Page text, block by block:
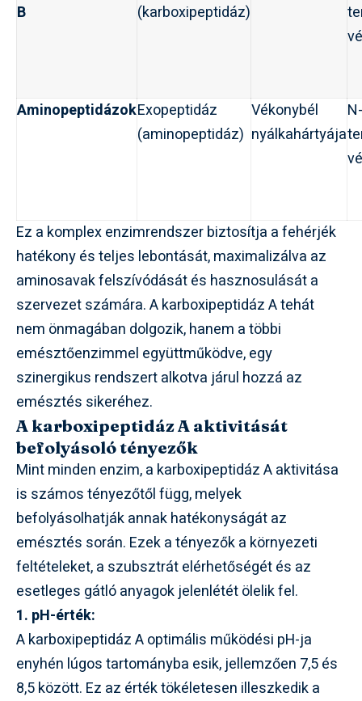
B
(karboxipeptidáz)
AminopeptidázokExopeptidáz
(aminopeptidáz)
Vékonybél
nyálkahártyája
N-
Ez a komplex enzimrendszer biztosítja a fehérjék
hatékony és teljes lebontását, maximalizálva az
aminosavak felszívódását és hasznosulását a
szervezet számára. A karboxipeptidáz A tehát
nem önmagában dolgozik, hanem a többi
emésztőenzimmel együttműködve, egy
szinergikus rendszert alkotva járul hozzá az
emésztés sikeréhez.
A karboxipeptidáz A aktivitását
befolyásoló tényezők
Mint minden enzim, a karboxipeptidáz A aktivitása
is számos tényezőtől függ, melyek
befolyásolhatják annak hatékonyságát az
emésztés során. Ezek a tényezők a környezeti
feltételeket, a szubsztrát elérhetőségét és az
esetleges gátló anyagok jelenlétét ölelik fel.
1. pH-érték:
A karboxipeptidáz A optimális működési pH-ja
enyhén lúgos tartományba esik, jellemzően 7,5 és
8,5 között. Ez az érték tökéletesen illeszkedik a